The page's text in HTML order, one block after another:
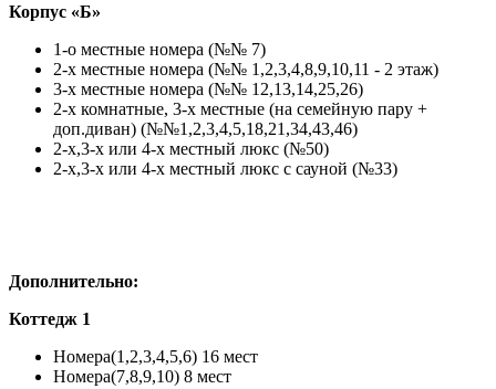
Корпус «Б»
1-о местные номера (№№ 7)
2-х местные номера (№№ 1,2,3,4,8,9,10,11 - 2 этаж)
3-х местные номера (№№ 12,13,14,25,26)
2-х комнатные, 3-х местные (на семейную пару +
доп.диван) (№№1,2,3,4,5,18,21,34,43,46)
2-х,3-х или 4-х местный люкс (№50)
2-х,3-х или 4-х местный люкс с сауной (№33)
Дополнительно:
Коттедж 1
Номера(1,2,3,4,5,6) 16 мест
Номера(7,8,9,10) 8 мест